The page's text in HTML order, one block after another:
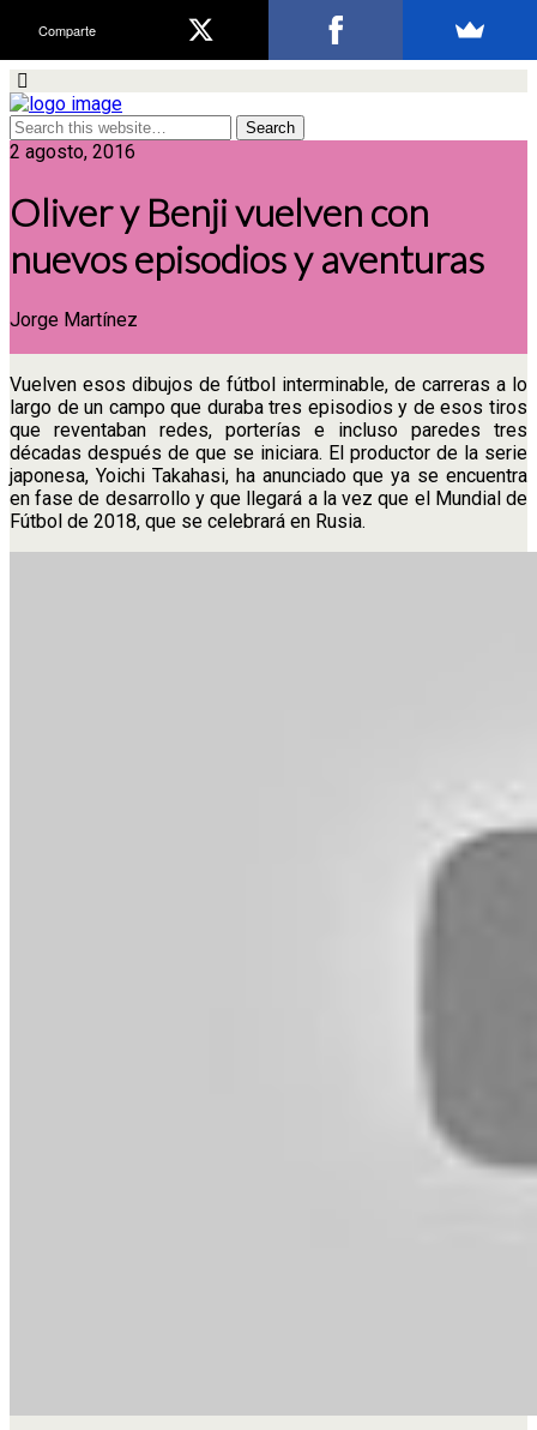
2 agosto, 2016
Oliver y Benji vuelven con
nuevos episodios y aventuras
Jorge Martínez
Vuelven esos dibujos de fútbol interminable, de carreras a lo
largo de un campo que duraba tres episodios y de esos tiros
que reventaban redes, porterías e incluso paredes tres
décadas después de que se iniciara. El productor de la serie
japonesa, Yoichi Takahasi, ha anunciado que ya se encuentra
en fase de desarrollo y que llegará a la vez que el Mundial de
Fútbol de 2018, que se celebrará en Rusia.
Comparte